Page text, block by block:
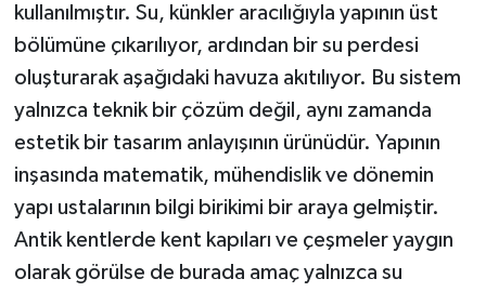
kullanılmıştır. Su, künkler aracılığıyla yapının üst
bölümüne çıkarılıyor, ardından bir su perdesi
oluşturarak aşağıdaki havuza akıtılıyor. Bu sistem
yalnızca teknik bir çözüm değil, aynı zamanda
estetik bir tasarım anlayışının ürünüdür. Yapının
inşasında matematik, mühendislik ve dönemin
yapı ustalarının bilgi birikimi bir araya gelmiştir.
Antik kentlerde kent kapıları ve çeşmeler yaygın
olarak görülse de burada amaç yalnızca su